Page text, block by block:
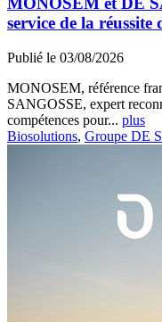
service de la réussite
Publié le 03/08/2026
MONOSEM, référence
SANGOSSE, expert
compétences pour... plus
Biosolutions, Groupe DE